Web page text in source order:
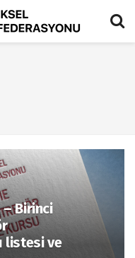
– Birinci
listesi ve